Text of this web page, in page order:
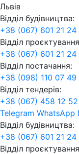
Львів
Відділ будівництва:
+38 (067) 601 21 24
Відділ
+38 (067) 601 21 24
Відділ постачання:
+38 (098) 110 07 49
Відділ тендерів:
+38 (067) 458 12 52
Telegram WhatsApp
Відділ будівництва:
+38 (067) 601 21 24
Відділ